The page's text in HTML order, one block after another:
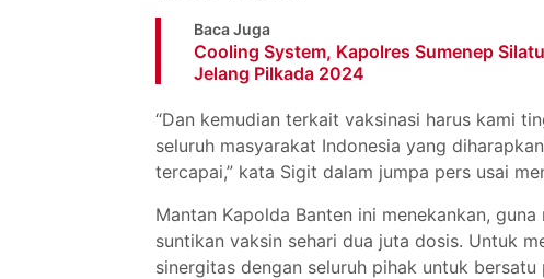
Baca Juga
Cooling System, Kapolres Sumenep
Jelang Pilkada 2024
“Dan kemudian terkait vaksinasi harus kami
seluruh masyarakat Indonesia yang
tercapai,” kata Sigit dalam jumpa pers usai
Mantan Kapolda Banten ini menekankan,
suntikan vaksin sehari dua juta dosis. Untuk
sinergitas dengan seluruh pihak untuk